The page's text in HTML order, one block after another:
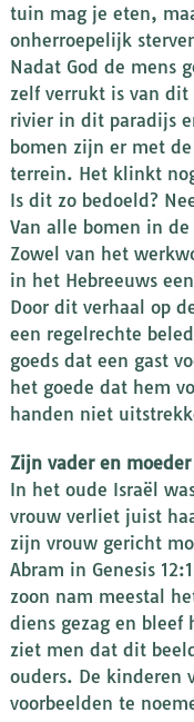
tuin mag je eten,
onherroepelijk
Nadat God de mens
zelf verrukt is van dit
rivier in dit paradijs
bomen zijn er met
terrein. Het klinkt
Is dit zo bedoeld?
Van alle bomen in
Zowel van het
in het Hebreeuws
Door dit verhaal op
een regelrechte
goeds dat een gast
het goede dat hem
handen niet
Zijn vader en
In het oude Israël
vrouw verliet juist
zijn vrouw gericht
Abram in Genesis
zoon nam meestal
diens gezag en
ziet men dat dit
ouders. De kinderen
voorbeelden te